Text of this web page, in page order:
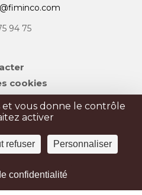
94 75
cookies
et vous donne le contrôle
activer
refuser Personnaliser
confidentialité